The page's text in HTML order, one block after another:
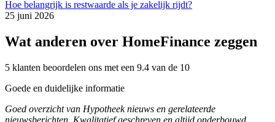
Hoe belangrijk is restwaarde als je zakelijk rijdt?
25 juni 2026
Wat anderen over HomeFinance zeggen
5 klanten beoordelen ons met een 9.4 van de 10
Goede en duidelijke informatie
Goed overzicht van Hypotheek nieuws en gerelateerde
nieuwsberichten. Kwalitatief geschreven en altijd onderbouwd.